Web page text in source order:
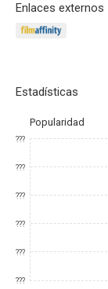
Enlaces externos
Estadísticas
Popularidad
???
???
???
???
???
???